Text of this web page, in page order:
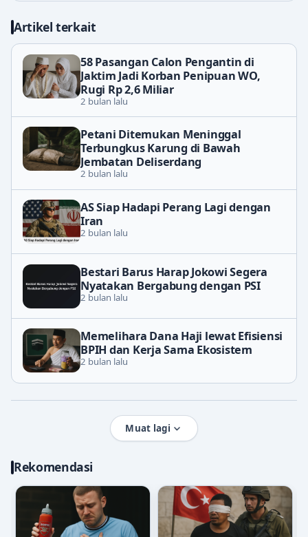
Artikel terkait
58 Pasangan Calon Pengantin di
Jaktim Jadi Korban Penipuan WO,
Rugi Rp 2,6 Miliar
2 bulan lalu
Petani Ditemukan Meninggal
Terbungkus Karung di Bawah
Jembatan Deliserdang
2 bulan lalu
AS Siap Hadapi Perang Lagi dengan
Iran
2 bulan lalu
Bestari Barus Harap Jokowi Segera
Nyatakan Bergabung dengan PSI
2 bulan lalu
Memelihara Dana Haji lewat Efisiensi
BPIH dan Kerja Sama Ekosistem
2 bulan lalu
Muat lagi
Rekomendasi